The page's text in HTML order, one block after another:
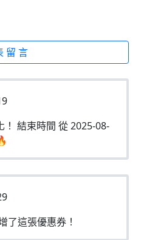
留 言
！ 結束時間 從 2025-08-
了這張優惠券！